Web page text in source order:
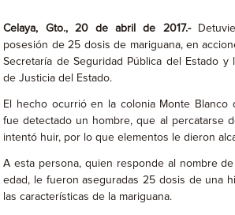
Celaya, Gto., 20 de abril de 2017.-
posesión de 25 dosis de mariguana, en
Secretaría de Seguridad Pública del Estado y
de Justicia del Estado.
El hecho ocurrió en la colonia Monte Blanco
fue detectado un hombre, que al percatarse
intentó huir, por lo que elementos le dieron
A esta persona, quien responde al nombre
edad, le fueron aseguradas 25 dosis de una
las características de la mariguana.